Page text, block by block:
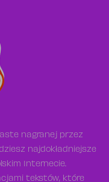
nagranej przez
najdokładniejsze
Internecie.
tekstów, które